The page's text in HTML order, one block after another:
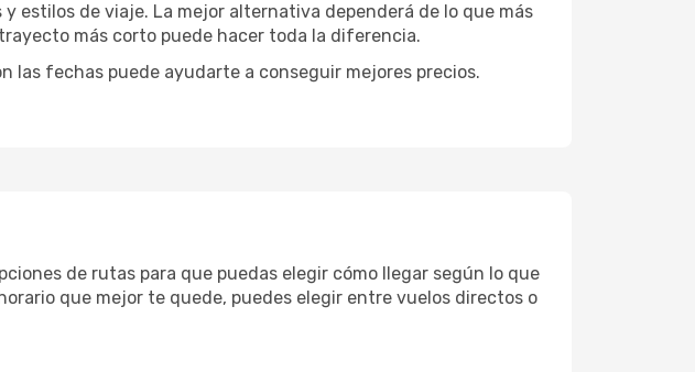
estilos de viaje. La mejor alternativa dependerá de lo que más
más corto puede hacer toda la diferencia.
las fechas puede ayudarte a conseguir mejores precios.
de rutas para que puedas elegir cómo llegar según lo que
que mejor te quede, puedes elegir entre vuelos directos o